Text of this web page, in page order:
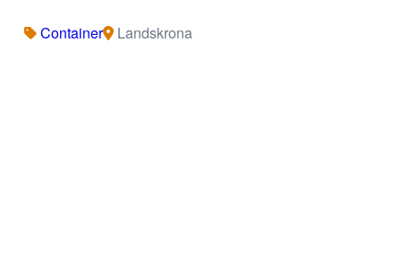
Container
Landskrona